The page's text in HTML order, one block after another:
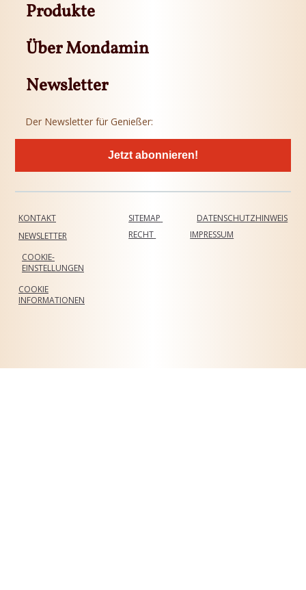
Produkte
Über Mondamin
Newsletter
Der Newsletter für Genießer:
Jetzt abonnieren!
KONTAKT
SITEMAP
NEWSLETTER
DATENSCHUTZHINWEIS
COOKIE-
EINSTELLUNGEN
RECHT
COOKIE
INFORMATIONEN
IMPRESSUM